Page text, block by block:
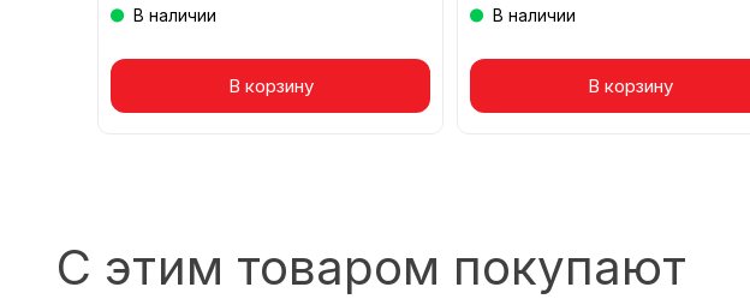
Товар в корзине
В наличии
В корзину Товар в корзине
В наличии
В корзину
С этим товаром покупают